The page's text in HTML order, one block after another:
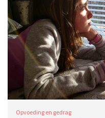
Opvoeding en gedrag